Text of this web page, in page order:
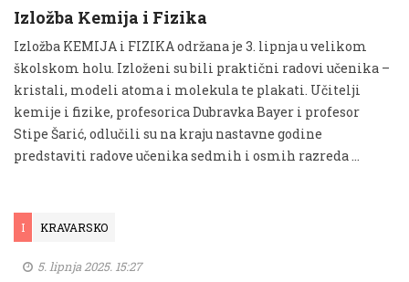
Izložba Kemija i Fizika
Izložba KEMIJA i FIZIKA održana je 3. lipnja u velikom
školskom holu. Izloženi su bili praktični radovi učenika –
kristali, modeli atoma i molekula te plakati. Učitelji
kemije i fizike, profesorica Dubravka Bayer i profesor
Stipe Šarić, odlučili su na kraju nastavne godine
predstaviti radove učenika sedmih i osmih razreda …
I KRAVARSKO
5. lipnja 2025. 15:27